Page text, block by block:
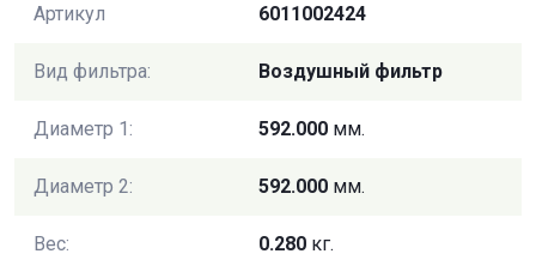
Артикул 6011002424
Вид фильтра: Воздушный фильтр
Диаметр 1: 592.000 мм.
Диаметр 2: 592.000 мм.
Вес: 0.280 кг.